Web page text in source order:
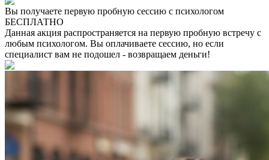
Вы получаете первую пробную сессию с психологом
БЕСПЛАТНО
Данная акция распространяется на первую пробную встречу с
любым психологом. Вы оплачиваете сессию, но если
специалист вам не подошел - возвращаем деньги!